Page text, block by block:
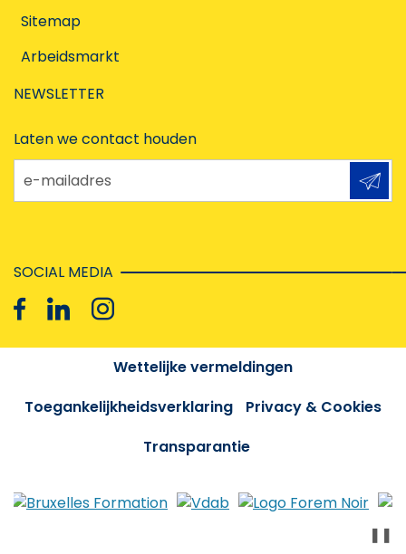
Sitemap
Arbeidsmarkt
NEWSLETTER
Laten we contact houden
e-mailadres
SOCIAL MEDIA
Wettelijke vermeldingen
Toegankelijkheidsverklaring
Privacy & Cookies
Transparantie
❚❚